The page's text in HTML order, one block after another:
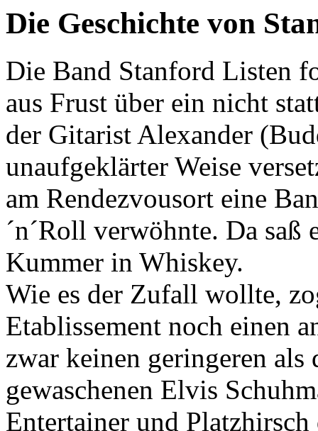
Die Geschichte von
Die Band Stanford Listen
aus Frust über ein nicht
der Gitarist Alexander
unaufgeklärter Weise
am Rendezvousort eine
´n´Roll verwöhnte. Da saß
Kummer in Whiskey.
Wie es der Zufall wollte,
Etablissement noch einen
zwar keinen geringeren als
gewaschenen Elvis
Entertainer und Platzhirsch